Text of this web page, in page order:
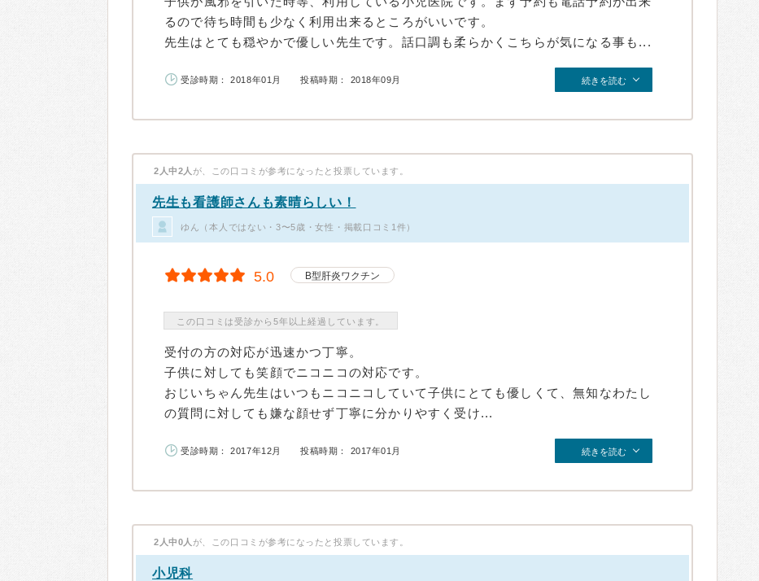
るので待ち時間も少なく利用出来るところがいいです。
先生はとても穏やかで優しい先生です。話口調も柔らかくこちらが気になる事も...
受診時期： 2018年01月 投稿時期： 2018年09月 続きを読む
2人中2人 が、この口コミが参考になったと投票しています。
先生も看護師さんも素晴らしい！
ゆん（本人ではない・3〜5歳・女性・掲載口コミ1件）
5.0 B型肝炎ワクチン
この口コミは受診から5年以上経過しています。
受付の方の対応が迅速かつ丁寧。
子供に対しても笑顔でニコニコの対応です。
おじいちゃん先生はいつもニコニコしていて子供にとても優しくて、無知なわたし
の質問に対しても嫌な顔せず丁寧に分かりやすく受け...
受診時期： 2017年12月 投稿時期： 2017年01月 続きを読む
2人中0人 が、この口コミが参考になったと投票しています。
小児科